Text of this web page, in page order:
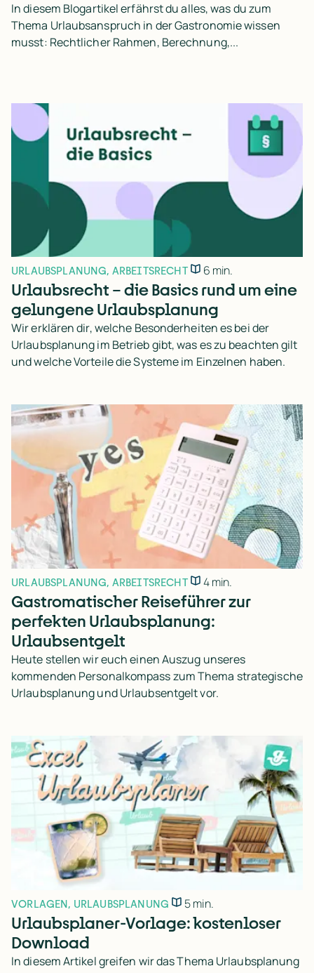
In diesem Blogartikel erfährst du alles, was du zum
Thema Urlaubsanspruch in der Gastronomie wissen
musst: Rechtlicher Rahmen, Berechnung,...
URLAUBSPLANUNG, ARBEITSRECHT 6 min.
Urlaubsrecht – die Basics rund um eine
gelungene Urlaubsplanung
Wir erklären dir, welche Besonderheiten es bei der
Urlaubsplanung im Betrieb gibt, was es zu beachten gilt
und welche Vorteile die Systeme im Einzelnen haben.
URLAUBSPLANUNG, ARBEITSRECHT 4 min.
Gastromatischer Reiseführer zur
perfekten Urlaubsplanung:
Urlaubsentgelt
Heute stellen wir euch einen Auszug unseres
kommenden Personalkompass zum Thema strategische
Urlaubsplanung und Urlaubsentgelt vor.
VORLAGEN, URLAUBSPLANUNG 5 min.
Urlaubsplaner-Vorlage: kostenloser
Download
In diesem Artikel greifen wir das Thema Urlaubsplanung